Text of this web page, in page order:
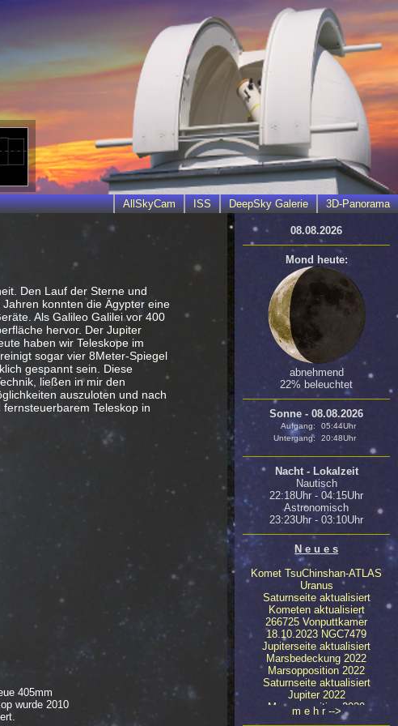
3D-Panorama
DeepSky Galerie
ISS
AllSkyCam
Den Lauf der Sterne und
konnten die Ägypter eine
Als Galileo Galilei vor 400
hervor. Der Jupiter
haben wir Teleskope im
sogar vier 8Meter-Spiegel
gespannt sein. Diese
ließen in mir den
auszuloten und nach
Teleskop in
405mm
wurde 2010
08.08.2026
Mond heute:
abnehmend
22% beleuchtet
Sonne - 08.08.2026
Aufgang:
05:44Uhr
Untergang:
20:48Uhr
Nacht - Lokalzeit
Nautisch
22:18Uhr - 04:15Uhr
Astronomisch
23:23Uhr - 03:10Uhr
N e u e s
Komet TsuChinshan-ATLAS
Uranus
Saturnseite aktualisiert
Kometen aktualisiert
266725 Vonputtkamer
18.10.2023 NGC7479
Jupiterseite aktualisiert
Marsbedeckung 2022
Marsopposition 2022
Saturnseite aktualisiert
Jupiter 2022
Marsopposition 2020
23.04.2020 NGC4647
m e h r -->